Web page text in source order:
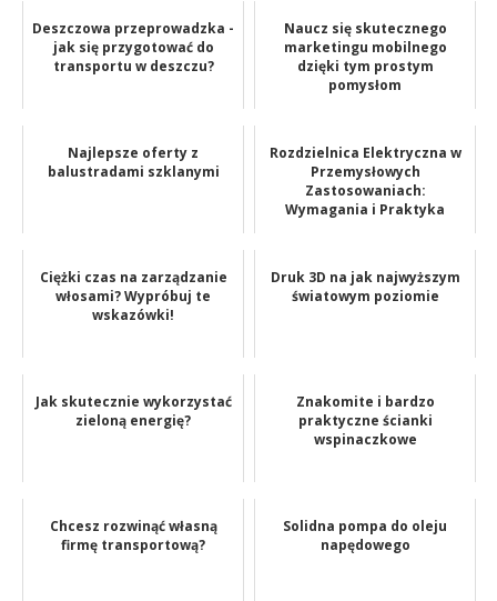
Deszczowa przeprowadzka -
jak się przygotować do
transportu w deszczu?
Naucz się skutecznego
marketingu mobilnego
dzięki tym prostym
pomysłom
Najlepsze oferty z
balustradami szklanymi
Rozdzielnica Elektryczna w
Przemysłowych
Zastosowaniach:
Wymagania i Praktyka
Ciężki czas na zarządzanie
włosami? Wypróbuj te
wskazówki!
Druk 3D na jak najwyższym
światowym poziomie
Jak skutecznie wykorzystać
zieloną energię?
Znakomite i bardzo
praktyczne ścianki
wspinaczkowe
Chcesz rozwinąć własną
firmę transportową?
Solidna pompa do oleju
napędowego